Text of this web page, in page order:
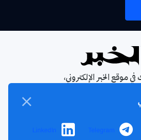
موقع الخبر الإلكتروني،
في النشرة البريدية
الحصول على آخر الأخبار التي سيتم
Telegram
LinkedIn